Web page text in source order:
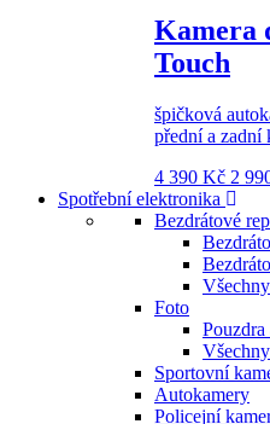
Kamera
Touch
špičková
přední a zadní
4 390 Kč 2
Spotřební elektronika
Bezdrátové
Foto
Sportovní
Autokamery
Policejní